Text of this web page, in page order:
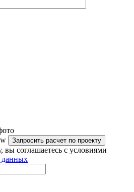
соглашаетесь с условиями
данных